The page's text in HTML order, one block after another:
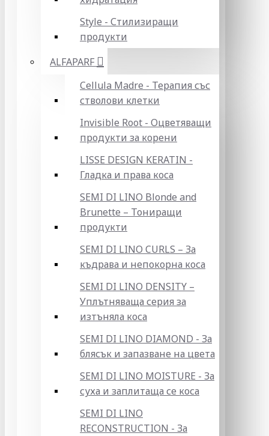
Style - Стилизиращи
продукти
ALFAPARF
Cellula Madre - Терапия със
стволови клетки
Invisible Root - Оцветяващи
продукти за корени
LISSE DESIGN KERATIN -
Гладка и права коса
SEMI DI LINO Blonde and
Brunette – Тониращи
продукти
SEMI DI LINO CURLS – За
къдрава и непокорна коса
SEMI DI LINO DENSITY –
Уплътняваща серия за
изтъняла коса
SEMI DI LINO DIAMOND - За
блясък и запазване на цвета
SEMI DI LINO MOISTURE - За
суха и заплитаща се коса
SEMI DI LINO
RECONSTRUCTION - За